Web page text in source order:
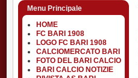
Menu Principale
HOME
FC BARI 1908
LOGO FC BARI 1908
CALCIOMERCATO BARI
FOTO DEL BARI CALCIO
BARI CALCIO NOTIZIE